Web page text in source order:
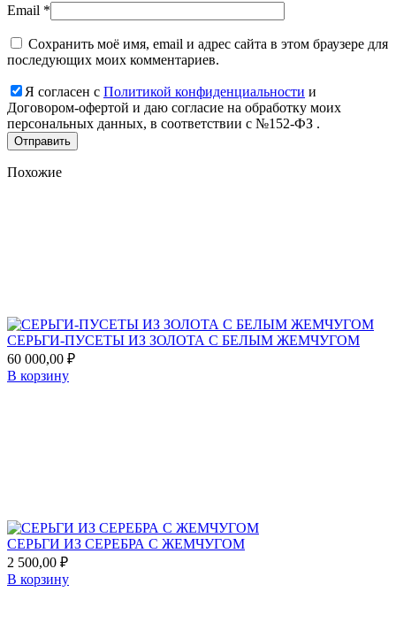
Email *
Сохранить моё имя, email и адрес сайта в этом браузере для
последующих моих комментариев.
Я согласен с Политикой конфиденциальности и
Договором-офертой и даю согласие на обработку моих
персональных данных, в соответствии с №152-ФЗ .
Похожие
СЕРЬГИ-ПУСЕТЫ ИЗ ЗОЛОТА С БЕЛЫМ ЖЕМЧУГОМ
60 000,00 ₽
В корзину
СЕРЬГИ ИЗ СЕРЕБРА С ЖЕМЧУГОМ
2 500,00 ₽
В корзину